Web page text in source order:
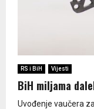
RS i BiH Vijesti
BiH miljama
Uvođenje vaučera